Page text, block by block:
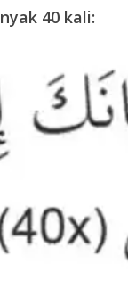
40 kali: